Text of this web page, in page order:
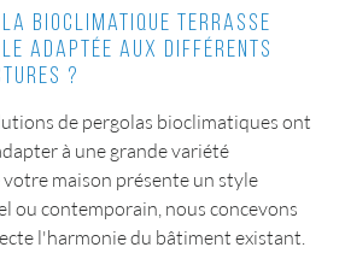
bioclimatique terrasse
adaptée aux différents
?
de pergolas bioclimatiques ont
à une grande variété
maison présente un style
ou contemporain, nous concevons
l'harmonie du bâtiment existant.